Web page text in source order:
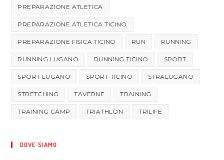
PREPARAZIONE ATLETICA
PREPARAZIONE ATLETICA TICINO
PREPARAZIONE FISICA TICINO RUN RUNNING
RUNNING LUGANO RUNNING TICINO SPORT
SPORT LUGANO SPORT TICINO STRALUGANO
STRETCHING TAVERNE TRAINING
TRAINING CAMP TRIATHLON TRILIFE
DOVE SIAMO